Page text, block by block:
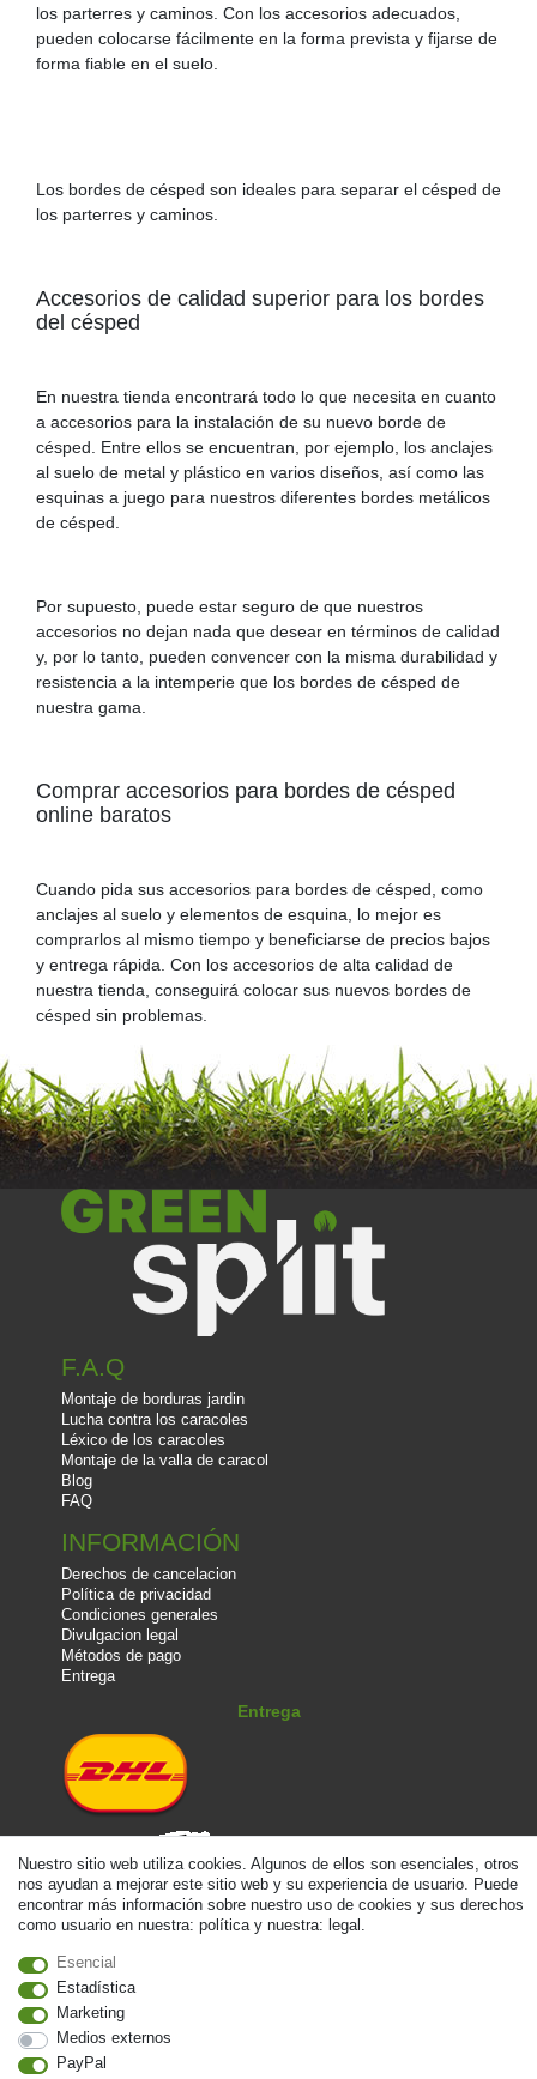
los parterres y caminos. Con los accesorios adecuados,
pueden colocarse fácilmente en la forma prevista y fijarse de
forma fiable en el suelo.
Los bordes de césped son ideales para separar el césped de
los parterres y caminos.
Accesorios de calidad superior para los bordes
del césped
En nuestra tienda encontrará todo lo que necesita en cuanto
a accesorios para la instalación de su nuevo borde de
césped. Entre ellos se encuentran, por ejemplo, los anclajes
al suelo de metal y plástico en varios diseños, así como las
esquinas a juego para nuestros diferentes bordes metálicos
de césped.
Por supuesto, puede estar seguro de que nuestros
accesorios no dejan nada que desear en términos de calidad
y, por lo tanto, pueden convencer con la misma durabilidad y
resistencia a la intemperie que los bordes de césped de
nuestra gama.
Comprar accesorios para bordes de césped
online baratos
Cuando pida sus accesorios para bordes de césped, como
anclajes al suelo y elementos de esquina, lo mejor es
comprarlos al mismo tiempo y beneficiarse de precios bajos
y entrega rápida. Con los accesorios de alta calidad de
nuestra tienda, conseguirá colocar sus nuevos bordes de
césped sin problemas.
F.A.Q
Montaje de borduras jardin
Lucha contra los caracoles
Léxico de los caracoles
Montaje de la valla de caracol
Blog
FAQ
INFORMACIÓN
Derechos de cancelacion
Política de privacidad
Condiciones generales
Divulgacion legal
Métodos de pago
Entrega
Entrega
Métodos de pago
Nuestro sitio web utiliza cookies. Algunos de ellos son esenciales, otros
nos ayudan a mejorar este sitio web y su experiencia de usuario. Puede
encontrar más información sobre nuestro uso de cookies y sus derechos
como usuario en nuestra: política y nuestra: legal.
Esencial
Estadística
Marketing
Medios externos
PayPal